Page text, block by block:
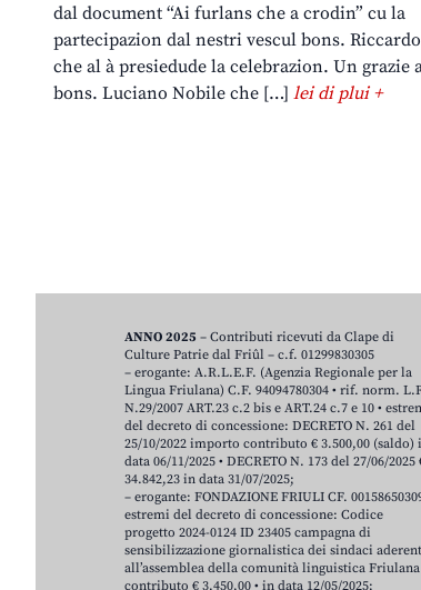
dal document “Ai furlans che a crodin” cu la
partecipazion dal nestri vescul bons.
che al à presiedude la celebrazion. Un grazie
bons. Luciano Nobile che […] lei di plui +
ANNO 2025 – Contributi ricevuti da Clape di
Culture Patrie dal Friûl – c.f. 01299830305
– erogante: A.R.L.E.F. (Agenzia Regionale per la
Lingua Friulana) C.F. 94094780304 • rif. norm.
N.29/2007 ART.23 c.2 bis e ART.24 c.7 e 10 •
del decreto di concessione: DECRETO N. 261 del
25/10/2022 importo contributo € 3.500,00 (saldo)
data 06/11/2025 • DECRETO N. 173 del 27/06/2025
34.842,23 in data 31/07/2025;
– erogante: FONDAZIONE FRIULI CF.
estremi del decreto di concessione: Codice
progetto 2024-0124 ID 23405 campagna di
sensibilizzazione giornalistica dei sindaci
all’assemblea della comunità linguistica Friulana
contributo € 3.450,00 • in data 12/05/2025;